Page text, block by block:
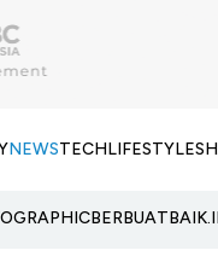
NEWSTECHLIFESTYLE